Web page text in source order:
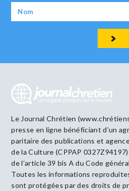
Le Journal Chrétien
presse en ligne bénéficiant d’un
paritaire des publications et
de la Culture (CPPAP
de l’article 39 bis A du Code
Toutes les informations
sont protégées par des droits de